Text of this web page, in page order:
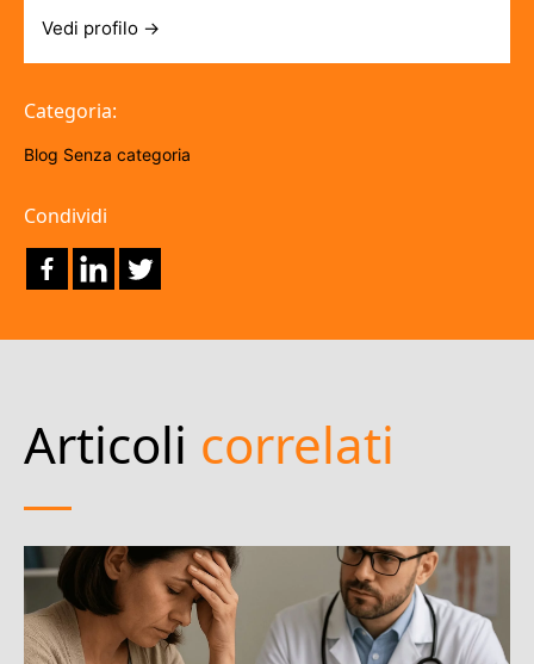
Vedi profilo →
Categoria:
Blog Senza categoria
Condividi
Articoli correlati